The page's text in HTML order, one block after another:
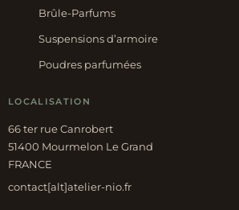
Brûle-Parfums
Suspensions d’armoire
Poudres parfumées
LOCALISATION
66 ter rue Canrobert
51400 Mourmelon Le Grand
FRANCE
contact[alt]atelier-nio.fr